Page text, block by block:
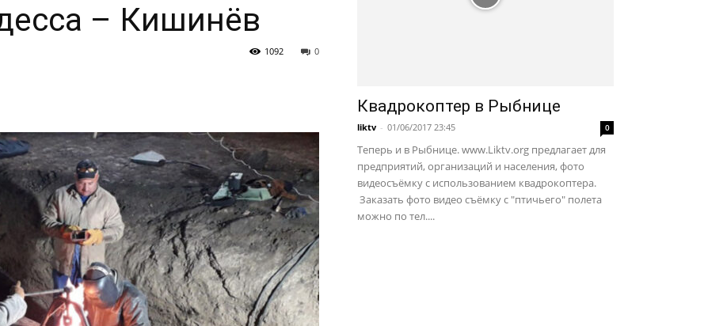
– Кишинёв
0
1092
Квадрокоптер в Рыбнице
liktv - 01/06/2017 23:45 0
Теперь и в Рыбнице. www.Liktv.org предлагает для
предприятий, организаций и населения, фото
видеосъёмку с использованием квадрокоптера.
Заказать фото видео съёмку с "птичьего" полета
можно по тел....